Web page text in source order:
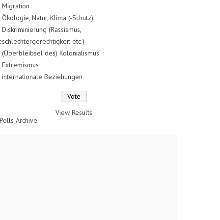
Migration
Ökologie, Natur, Klima (-Schutz)
Diskriminierung (Rassismus,
etc.)
(Überbleibsel des) Kolonialismus
Extremismus
internationale Beziehungen
View Results
Polls Archive